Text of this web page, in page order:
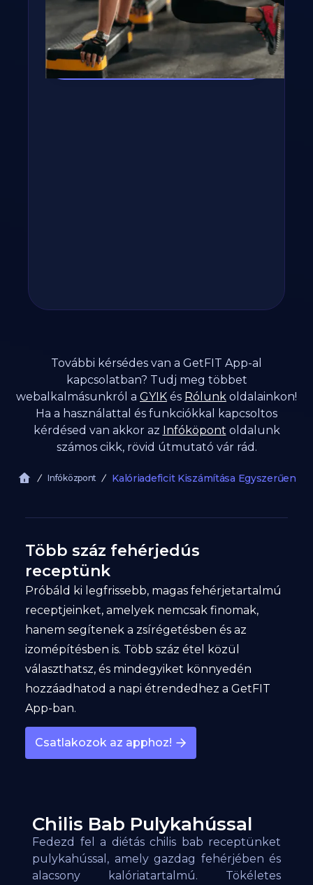
Kipróbálom az appot! →
További kérsédes van a GetFIT App-al
kapcsolatban? Tudj meg többet
webalkalmásunkról a GYIK és Rólunk oldalainkon!
Ha a használattal és funkciókkal kapcsoltos
kérdésed van akkor az Infóköpont oldalunk
számos cikk, rövid útmutató vár rád.
Infóközpont Kalóriadeficit Kiszámítása Egyszerűen
Több száz fehérjedús
receptünk
Próbáld ki legfrissebb, magas fehérjetartalmú
receptjeinket, amelyek nemcsak finomak,
hanem segítenek a zsírégetésben és az
izomépítésben is. Több száz étel közül
választhatsz, és mindegyiket könnyedén
hozzáadhatod a napi étrendedhez a GetFIT
App-ban.
Csatlakozok az apphoz!
Chilis Bab Pulykahússal
Fedezd fel a diétás chilis bab receptünket
pulykahússal, amely gazdag fehérjében és
alacsony kalóriatartalmú. Tökéletes